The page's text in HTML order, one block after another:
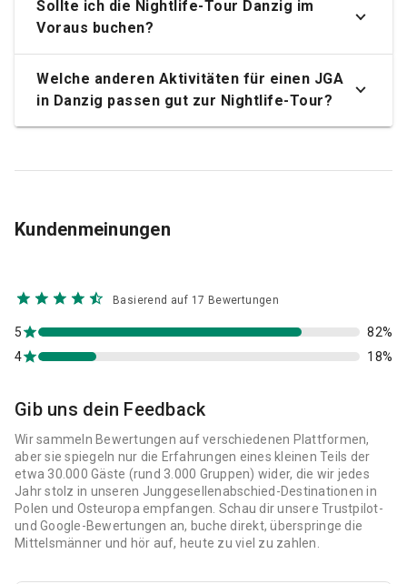
Sollte ich die Nightlife-Tour Danzig im
Voraus buchen?
Welche anderen Aktivitäten für einen JGA
in Danzig passen gut zur Nightlife-Tour?
Kundenmeinungen
Basierend auf 17 Bewertungen
4 18%
5 82%
Gib uns dein Feedback
Wir sammeln Bewertungen auf verschiedenen Plattformen,
aber sie spiegeln nur die Erfahrungen eines kleinen Teils der
etwa 30.000 Gäste (rund 3.000 Gruppen) wider, die wir jedes
Jahr stolz in unseren Junggesellenabschied-Destinationen in
Polen und Osteuropa empfangen. Schau dir unsere Trustpilot-
und Google-Bewertungen an, buche direkt, überspringe die
Mittelsmänner und hör auf, heute zu viel zu zahlen.